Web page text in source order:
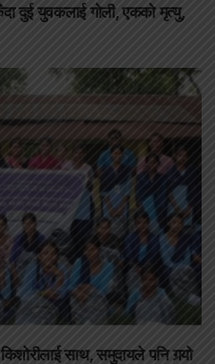
दुई युवकलाई गोली, एकको मृत्यु,
साथ, समुदायले पनि गर्‍यो